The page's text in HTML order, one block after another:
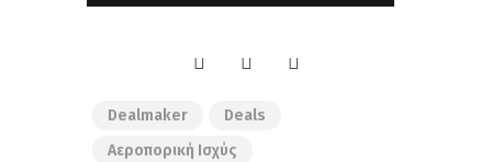
Dealmaker
Deals
Αεροπορική Ισχύς